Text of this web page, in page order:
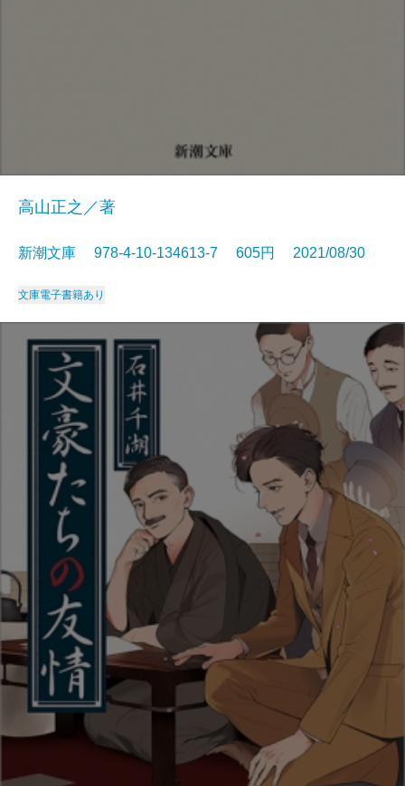
高山正之／著
新潮文庫 978-4-10-134613-7 605円 2021/08/30
文庫電子書籍あり